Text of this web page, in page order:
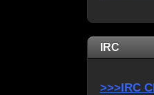
IRC
>>>IRC